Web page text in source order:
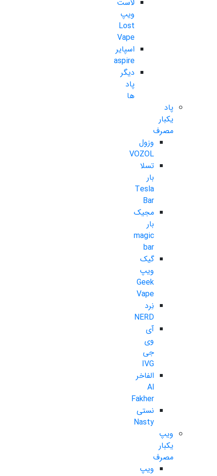
لاست
ویپ
Lost
Vape
اسپایر
aspire
دیگر
پاد
ها
پاد
یکبار
مصرف
وزول
VOZOL
تسلا
بار
Tesla
Bar
مجیک
بار
magic
bar
گیک
ویپ
Geek
Vape
نِرد
NERD
آی
وی
جی
IVG
الفاخر
Al
Fakher
نستی
Nasty
ویپ
یکبار
مصرف
ویپ